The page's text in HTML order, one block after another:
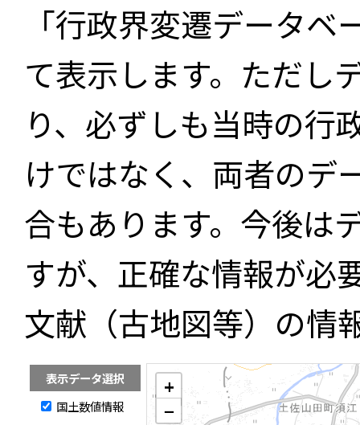
「行政界変遷データ
て表示します。ただし
り、必ずしも当時の行
けではなく、両者のデ
合もあります。今後は
すが、正確な情報が必
文献（古地図等）の情
表示データ選択
国土数値情報
+
−